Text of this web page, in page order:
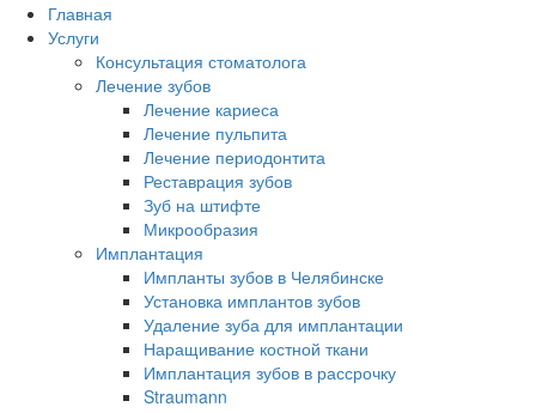
Главная
Услуги
Консультация стоматолога
Лечение зубов
Лечение кариеса
Лечение пульпита
Лечение периодонтита
Реставрация зубов
Зуб на штифте
Микрообразия
Имплантация
Импланты зубов в Челябинске
Установка имплантов зубов
Удаление зуба для имплантации
Наращивание костной ткани
Имплантация зубов в рассрочку
Straumann